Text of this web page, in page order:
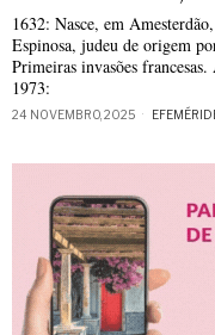
1632: Nasce, em
Espinosa, judeu de origem
Primeiras invasões
1973:
24 NOVEMBRO, 2025